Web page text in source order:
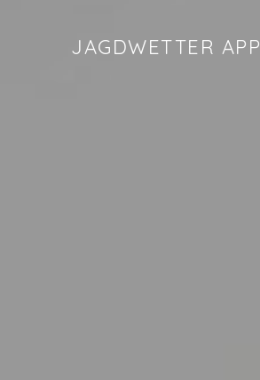
JAGDWETTER APP